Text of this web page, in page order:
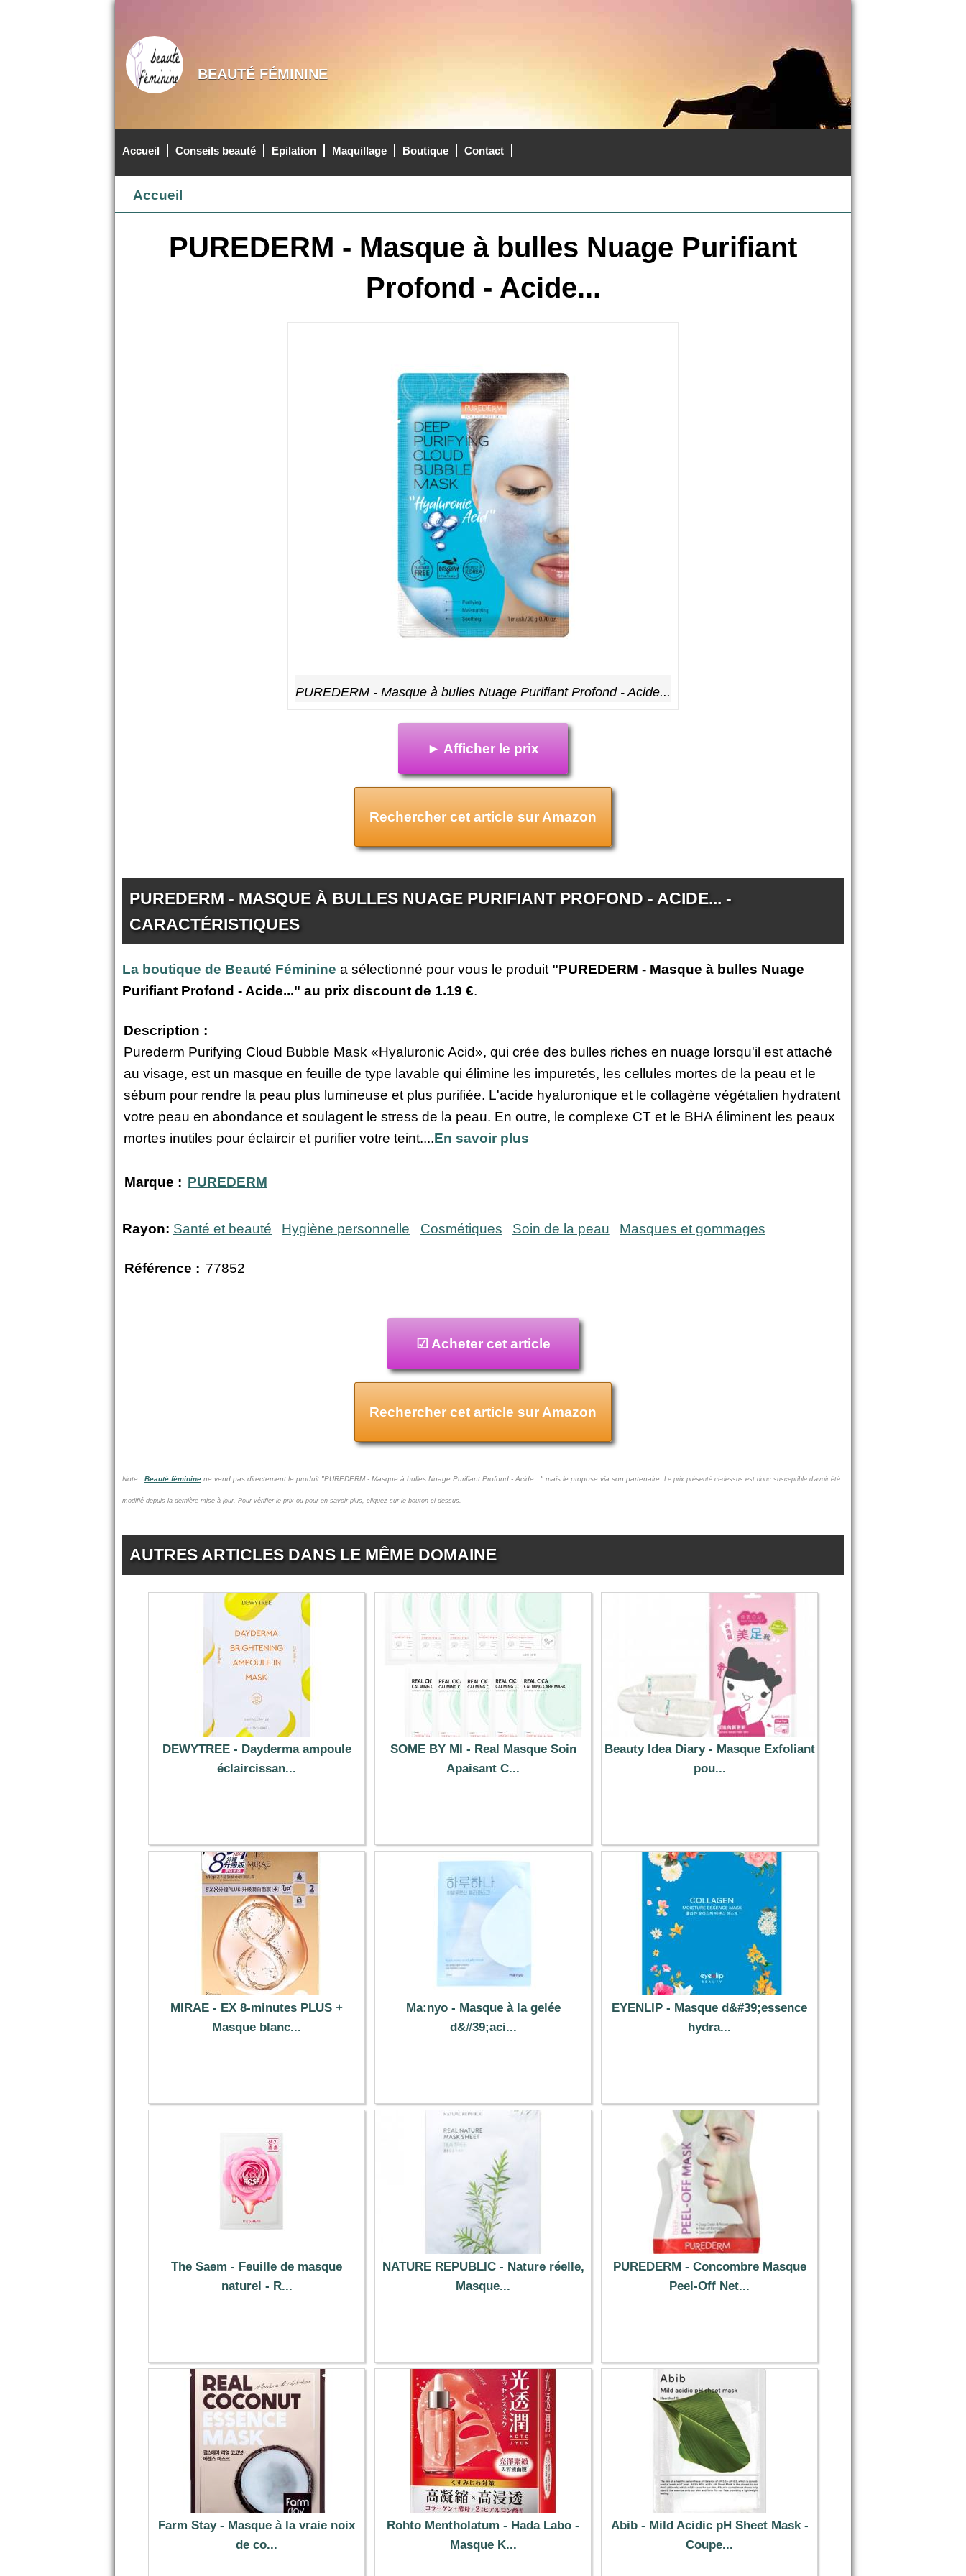
BEAUTÉ FÉMININE
MENU PRINCIPAL
Accueil Conseils beauté Epilation Maquillage Boutique Contact
Accueil
PUREDERM - Masque à bulles Nuage Purifiant
Profond - Acide...
PUREDERM - Masque à bulles Nuage Purifiant Profond - Acide...
► Afficher le prix
Rechercher cet article sur Amazon
PUREDERM - MASQUE À BULLES NUAGE PURIFIANT PROFOND - ACIDE... -
CARACTÉRISTIQUES
La boutique de Beauté Féminine a sélectionné pour vous le produit "PUREDERM - Masque à bulles Nuage
Purifiant Profond - Acide..." au prix discount de 1.19 €.
Description :
Purederm Purifying Cloud Bubble Mask «Hyaluronic Acid», qui crée des bulles riches en nuage lorsqu'il est attaché
au visage, est un masque en feuille de type lavable qui élimine les impuretés, les cellules mortes de la peau et le
sébum pour rendre la peau plus lumineuse et plus purifiée. L'acide hyaluronique et le collagène végétalien hydratent
votre peau en abondance et soulagent le stress de la peau. En outre, le complexe CT et le BHA éliminent les peaux
mortes inutiles pour éclaircir et purifier votre teint....En savoir plus
Marque : PUREDERM
Rayon: Santé et beauté Hygiène personnelle Cosmétiques Soin de la peau Masques et gommages
Référence : 77852
☑ Acheter cet article
Rechercher cet article sur Amazon
Note : Beauté féminine ne vend pas directement le produit "PUREDERM - Masque à bulles Nuage Purifiant Profond - Acide..." mais le propose via son partenaire. Le prix présenté ci-dessus est donc susceptible d'avoir été
modifié depuis la dernière mise à jour. Pour vérifier le prix ou pour en savoir plus, cliquez sur le bouton ci-dessus.
AUTRES ARTICLES DANS LE MÊME DOMAINE
DEWYTREE - Dayderma ampoule
éclaircissan...
SOME BY MI - Real Masque Soin
Apaisant C...
Beauty Idea Diary - Masque Exfoliant
pou...
MIRAE - EX 8-minutes PLUS +
Masque blanc...
Ma:nyo - Masque à la gelée
d&#39;aci...
EYENLIP - Masque d&#39;essence
hydra...
The Saem - Feuille de masque
naturel - R...
NATURE REPUBLIC - Nature réelle,
Masque...
PUREDERM - Concombre Masque
Peel-Off Net...
Farm Stay - Masque à la vraie noix
de co...
Rohto Mentholatum - Hada Labo -
Masque K...
Abib - Mild Acidic pH Sheet Mask -
Coupe...